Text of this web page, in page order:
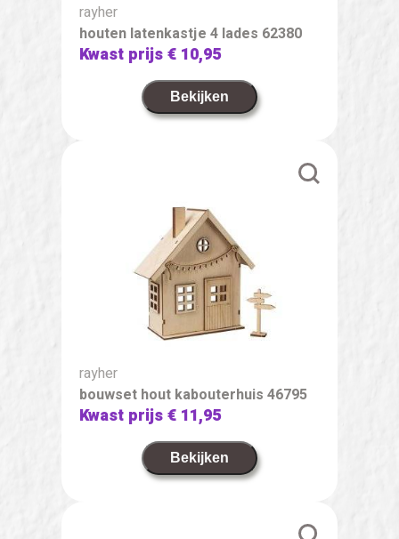
rayher
houten latenkastje 4 lades 62380
Kwast prijs€ 10,95
Bekijken
rayher
bouwset hout kabouterhuis 46795
Kwast prijs€ 11,95
Bekijken